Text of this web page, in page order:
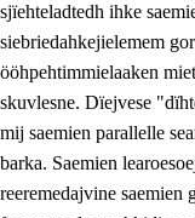
sjïehteladtedh ihke
siebriedahkejielemem
ööhpehtimmielaaken
skuvlesne. Dïejvese
mij saemien parallelle
barka. Saemien
reeremedajvine saemien